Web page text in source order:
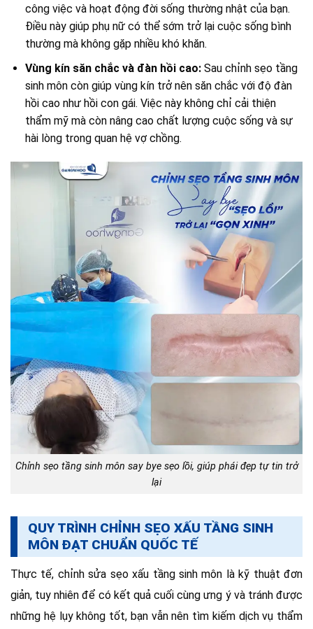
công việc và hoạt động đời sống thường nhật của bạn.
Điều này giúp phụ nữ có thể sớm trở lại cuộc sống bình
thường mà không gặp nhiều khó khăn.
Vùng kín săn chắc và đàn hồi cao:Sau chỉnh sẹo tầng
sinh môn còn giúp vùng kín trở nên săn chắc với độ đàn
hồi cao như hồi con gái. Việc này không chỉ cải thiện
thẩm mỹ mà còn nâng cao chất lượng cuộc sống và sự
hài lòng trong quan hệ vợ chồng.
Chỉnh sẹo tầng sinh môn say bye sẹo lồi, giúp phái đẹp tự tin trở
lại
QUY TRÌNH CHỈNH SẸO XẤU TẦNG SINH
MÔN ĐẠT CHUẨN QUỐC TẾ
Thực tế, chỉnh sửa sẹo xấu tầng sinh môn là kỹ thuật đơn
giản, tuy nhiên để có kết quả cuối cùng ưng ý và tránh được
những hệ lụy không tốt, bạn vẫn nên tìm kiếm dịch vụ thẩm